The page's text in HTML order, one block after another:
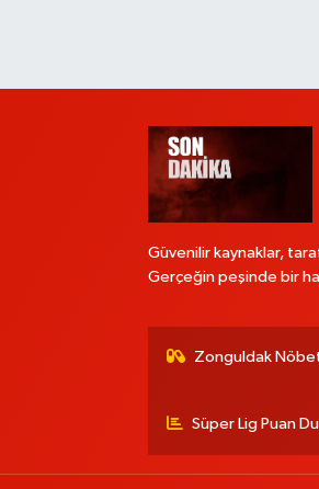
Güvenilir kaynaklar,
Gerçeğin peşinde bir
Zonguldak
Süper Lig Puan